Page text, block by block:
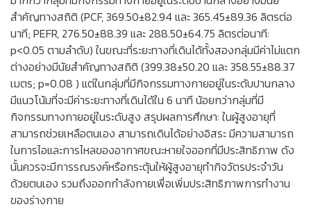
สำคัญทางสถิติ (PCF, 369.50±82.94 และ 365.45±89.36 ลิตรต่อ
นาที; PEFR, 276.50±88.39 และ 288.50±64.75 ลิตรต่อนาที:
p<0.05 ตามลำดับ) ในขณะที่ระยะทางที่เดินได้ทั้งสองกลุ่มมีค่าไม่แตก
ต่างอย่างมีนัยสำคัญทางสถิติ (399.38±50.20 และ 358.55±88.37
เมตร; p=0.08 ) แต่ในกลุ่มที่มีกิจกรรมทางกายอยู่ในระดับปานกลาง
มีแนวโน้มที่จะมีค่าระยะทางที่เดินได้ใน 6 นาที น้อยกว่ากลุ่มที่มี
กิจกรรมทางกายอยู่ในระดับสูง สรุปผลการศึกษา: ในผู้สูงอายุที่
สามารถช่วยเหลือตนเอง สามารถเดินได้อย่างอิสระ มีความสามารถ
ในการไอและการไหลของอากาศขณะหายใจออกที่มีประสิทธิภาพ ดัง
นั้นควรจะมีการรณรงค์หรือกระตุ้นให้ผู้สูงอายุทำกิจวัตรประจำวัน
ด้วยตนเอง รวมถึงออกกำลังกายเพื่อเพิ่มประสิทธิภาพการทำงาน
ของร่างกาย